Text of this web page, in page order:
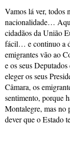
Vamos lá ver, todos
nacionalidade…
cidadãos da União
fácil… e continuo a
emigrantes vão ao
e os seus
eleger os seus
Câmara, os
sentimento, porque
Montalegre, mas no
dever que o Estado